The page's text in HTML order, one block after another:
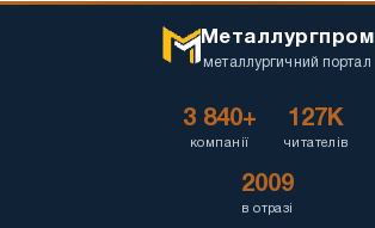
Металлургпром
металлургичний портал
3 840+
компанії
127K
читателів
2009
в отразі